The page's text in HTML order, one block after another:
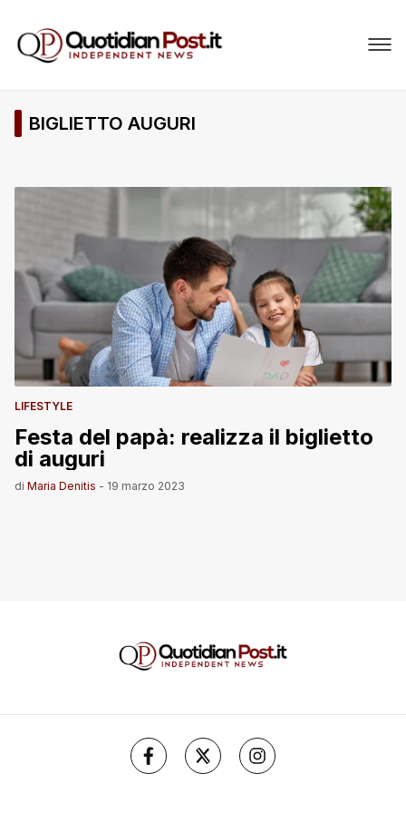
BIGLIETTO AUGURI
LIFESTYLE
Festa del papà: realizza il biglietto
di auguri
di Maria Denitis - 19 marzo 2023